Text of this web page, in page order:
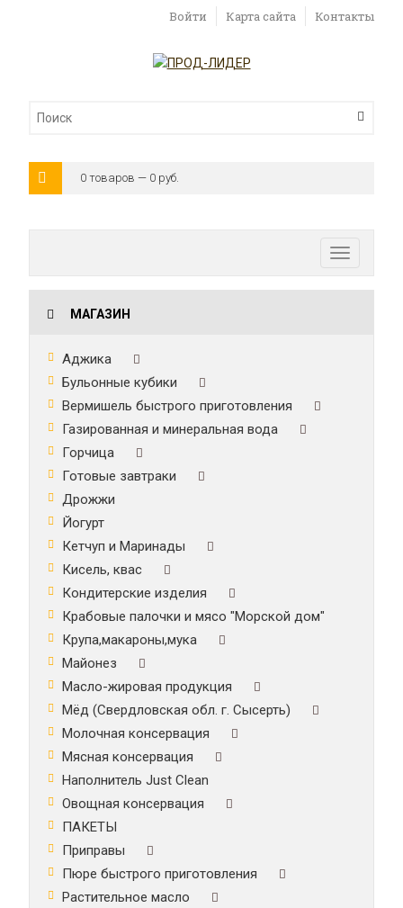
Войти Карта сайта Контакты
0 товаров — 0 руб.
Toggle
navigation
МАГАЗИН
Аджика
Бульонные кубики
Вермишель быстрого приготовления
Газированная и минеральная вода
Горчица
Готовые завтраки
Дрожжи
Йогурт
Кетчуп и Маринады
Кисель, квас
Кондитерские изделия
Крабовые палочки и мясо "Морской дом"
Крупа,макароны,мука
Майонез
Масло-жировая продукция
Мёд (Свердловская обл. г. Сысерть)
Молочная консервация
Мясная консервация
Наполнитель Just Clean
Овощная консервация
ПАКЕТЫ
Приправы
Пюре быстрого приготовления
Растительное масло